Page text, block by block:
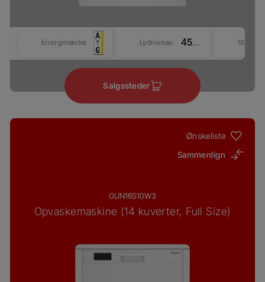
Energimærke Lydniveau 45 dBA
Salgssteder
Ønskeliste
Sammenlign
GUN16S10W3
Opvaskemaskine (14 kuverter, Full Size)